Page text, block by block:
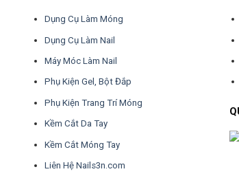
Dụng Cụ Làm Móng
Dụng Cụ Làm Nail
Máy Móc Làm Nail
Phụ Kiện Gel, Bột Đắp
Phụ Kiện Trang Trí Móng
Kềm Cắt Da Tay
Kềm Cắt Móng Tay
Liên Hệ Nails3n.com